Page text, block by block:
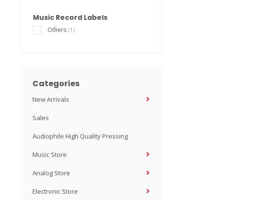
Music Record Labels
Others (1)
Categories
New Arrivals
Sales
Audiophile High Quality Pressing
Music Store
Analog Store
Electronic Store